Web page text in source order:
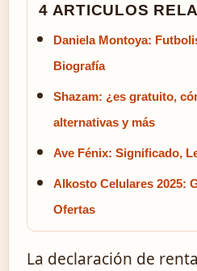
4 ARTICULOS
Daniela Montoya:
Biografía
Shazam: ¿es gratuito,
alternativas y más
Ave Fénix: Significado,
Alkosto Celulares 2025:
Ofertas
La declaración de